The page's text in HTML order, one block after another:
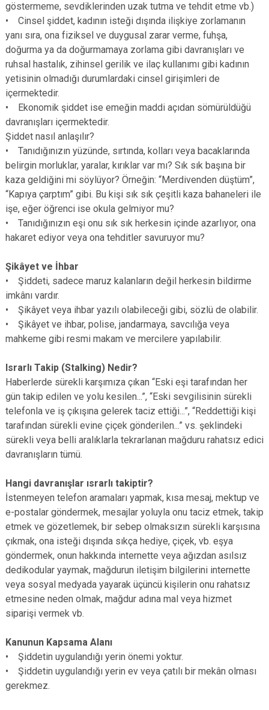
göstermeme, sevdiklerinden uzak tutma ve tehdit etme vb.)
• Cinsel şiddet, kadının isteği dışında ilişkiye zorlamanın
yanı sıra, ona fiziksel ve duygusal zarar verme, fuhşa,
doğurma ya da doğurmamaya zorlama gibi davranışları ve
ruhsal hastalık, zihinsel gerilik ve ilaç kullanımı gibi kadının
yetisinin olmadığı durumlardaki cinsel girişimleri de
içermektedir.
• Ekonomik şiddet ise emeğin maddi açıdan sömürüldüğü
davranışları içermektedir.
Şiddet nasıl anlaşılır?
• Tanıdığınızın yüzünde, sırtında, kolları veya bacaklarında
belirgin morluklar, yaralar, kırıklar var mı? Sık sık başına bir
kaza geldiğini mi söylüyor? Örneğin: “Merdivenden düştüm”,
“Kapıya çarptım” gibi. Bu kişi sık sık çeşitli kaza bahaneleri ile
işe, eğer öğrenci ise okula gelmiyor mu?
• Tanıdığınızın eşi onu sık sık herkesin içinde azarlıyor, ona
hakaret ediyor veya ona tehditler savuruyor mu?
Şikâyet ve İhbar
• Şiddeti, sadece maruz kalanların değil herkesin bildirme
imkânı vardır.
• Şikâyet veya ihbar yazılı olabileceği gibi, sözlü de olabilir.
• Şikâyet ve ihbar, polise, jandarmaya, savcılığa veya
mahkeme gibi resmi makam ve mercilere yapılabilir.
Israrlı Takip (Stalking) Nedir?
Haberlerde sürekli karşımıza çıkan “Eski eşi tarafından her
gün takip edilen ve yolu kesilen...”, “Eski sevgilisinin sürekli
telefonla ve iş çıkışına gelerek taciz ettiği...”, “Reddettiği kişi
tarafından sürekli evine çiçek gönderilen...” vs. şeklindeki
sürekli veya belli aralıklarla tekrarlanan mağduru rahatsız edici
davranışların tümü.
Hangi davranışlar ısrarlı takiptir?
İstenmeyen telefon aramaları yapmak, kısa mesaj, mektup ve
e-postalar göndermek, mesajlar yoluyla onu taciz etmek, takip
etmek ve gözetlemek, bir sebep olmaksızın sürekli karşısına
çıkmak, ona isteği dışında sıkça hediye, çiçek, vb. eşya
göndermek, onun hakkında internette veya ağızdan asılsız
dedikodular yaymak, mağdurun iletişim bilgilerini internette
veya sosyal medyada yayarak üçüncü kişilerin onu rahatsız
etmesine neden olmak, mağdur adına mal veya hizmet
siparişi vermek vb.
Kanunun Kapsama Alanı
• Şiddetin uygulandığı yerin önemi yoktur.
• Şiddetin uygulandığı yerin ev veya çatılı bir mekân olması
gerekmez.